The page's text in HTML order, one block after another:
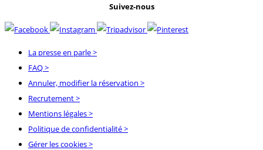
Suivez-nous
La presse en parle>
FAQ>
Annuler, modifier la réservation >
Recrutement>
Mentions légales>
Politique de confidentialité>
Gérer les cookies >